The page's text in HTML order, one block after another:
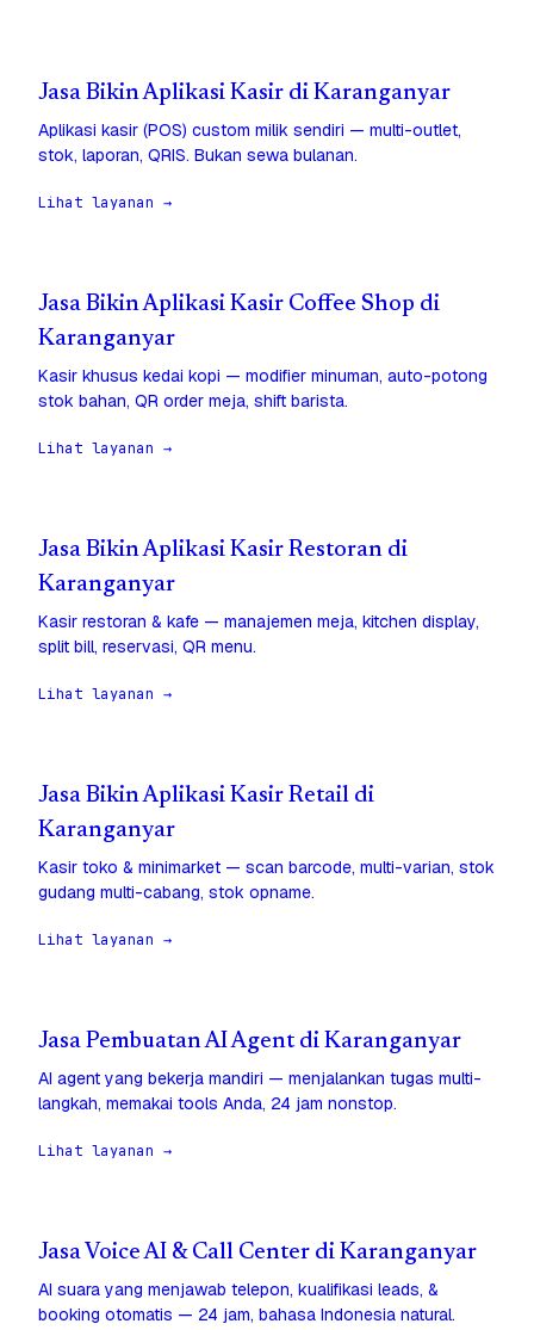
Jasa Bikin Aplikasi Kasir di Karanganyar
Aplikasi kasir (POS) custom milik sendiri — multi-outlet,
stok, laporan, QRIS. Bukan sewa bulanan.
Lihat layanan →
Jasa Bikin Aplikasi Kasir Coffee Shop di
Karanganyar
Kasir khusus kedai kopi — modifier minuman, auto-potong
stok bahan, QR order meja, shift barista.
Lihat layanan →
Jasa Bikin Aplikasi Kasir Restoran di
Karanganyar
Kasir restoran & kafe — manajemen meja, kitchen display,
split bill, reservasi, QR menu.
Lihat layanan →
Jasa Bikin Aplikasi Kasir Retail di
Karanganyar
Kasir toko & minimarket — scan barcode, multi-varian, stok
gudang multi-cabang, stok opname.
Lihat layanan →
Jasa Pembuatan AI Agent di Karanganyar
AI agent yang bekerja mandiri — menjalankan tugas multi-
langkah, memakai tools Anda, 24 jam nonstop.
Lihat layanan →
Jasa Voice AI & Call Center di Karanganyar
AI suara yang menjawab telepon, kualifikasi leads, &
booking otomatis — 24 jam, bahasa Indonesia natural.